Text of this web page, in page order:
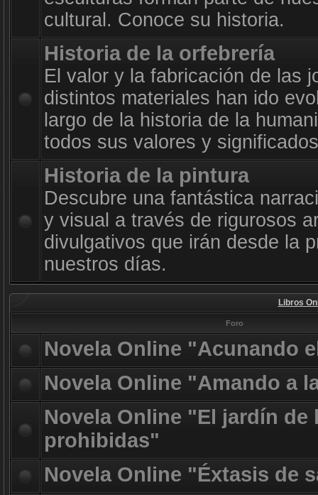
cultural. Conoce su historia.
Historia de la orfebrería
El valor y la fabricación de las
distintos materiales han ido
largo de la historia de la
todos sus valores y
Historia de la pintura
Descubre una fantástica
y visual a través de rigurosos
divulgativos que irán desde la
nuestros días.
Libros
Foro
Novela Online "Acunando
Novela Online "Amando a
Novela Online "El jardín de
prohibidas"
Novela Online "Éxtasis de